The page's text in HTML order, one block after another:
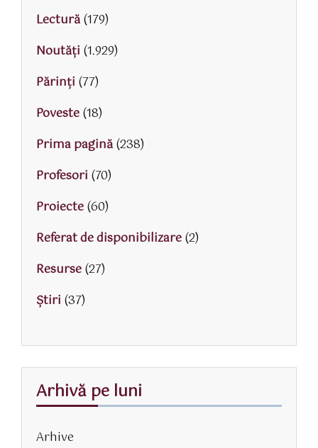
Lectură(179)
Noutăți (1.929)
Părinţi (77)
Poveste(18)
Prima pagină(238)
Profesori (70)
Proiecte(60)
Referat de disponibilizare(2)
Resurse(27)
Știri (37)
Arhivă pe luni
Arhive